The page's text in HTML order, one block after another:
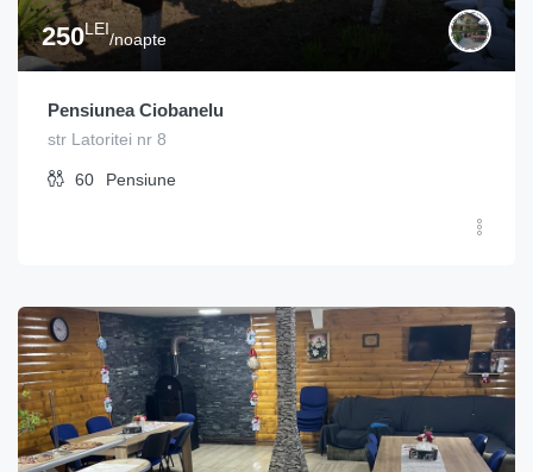
250LEI
/noapte
Pensiunea Ciobanelu
str Latoritei nr 8
60 Pensiune